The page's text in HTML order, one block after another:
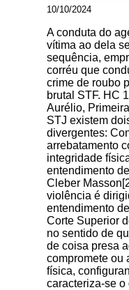
10/10/2024
A conduta do
vítima ao dela
sequência,
corréu que
crime de roubo
brutal STF. HC
Aurélio,
STJ existem
divergentes:
arrebatamento
integridade
entendimento
Cleber
violência é
entendimento
Corte Superior
no sentido de
de coisa presa
compromete ou
física,
caracteriza-se